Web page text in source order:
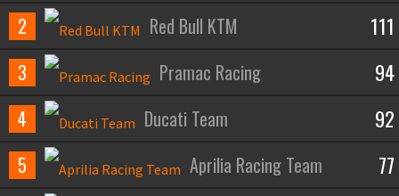
2 Red Bull KTM 111
3 Pramac Racing 94
4 Ducati Team 92
5 Aprilia Racing Team 77